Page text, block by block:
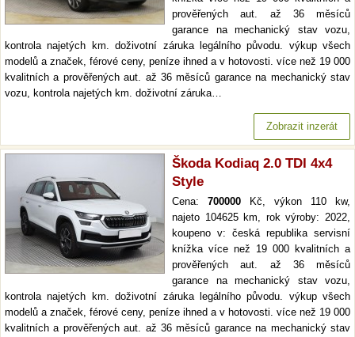
prověřených aut. až 36 měsíců
garance na mechanický stav vozu,
kontrola najetých km. doživotní záruka legálního původu. výkup všech
modelů a značek, férové ceny, peníze ihned a v hotovosti. více než 19 000
kvalitních a prověřených aut. až 36 měsíců garance na mechanický stav
vozu, kontrola najetých km. doživotní záruka…
Zobrazit inzerát
Škoda Kodiaq 2.0 TDI 4x4
Style
Cena: 700000 Kč, výkon 110 kw,
najeto 104625 km, rok výroby: 2022,
koupeno v: česká republika servisní
knížka více než 19 000 kvalitních a
prověřených aut. až 36 měsíců
garance na mechanický stav vozu,
kontrola najetých km. doživotní záruka legálního původu. výkup všech
modelů a značek, férové ceny, peníze ihned a v hotovosti. více než 19 000
kvalitních a prověřených aut. až 36 měsíců garance na mechanický stav